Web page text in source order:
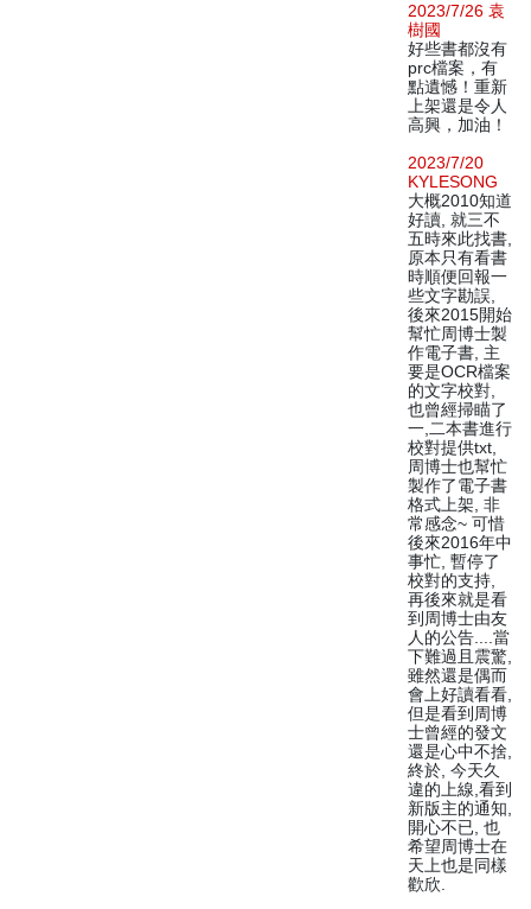
2023/7/26 袁
樹國
好些書都沒有
prc檔案，有
點遺憾！重新
上架還是令人
高興，加油！
2023/7/20
KYLESONG
大概2010知道
好讀, 就三不
五時來此找書,
原本只有看書
時順便回報一
些文字勘誤,
後來2015開始
幫忙周博士製
作電子書, 主
要是OCR檔案
的文字校對,
也曾經掃瞄了
一,二本書進行
校對提供txt,
周博士也幫忙
製作了電子書
格式上架, 非
常感念~ 可惜
後來2016年中
事忙, 暫停了
校對的支持,
再後來就是看
到周博士由友
人的公告....當
下難過且震驚,
雖然還是偶而
會上好讀看看,
但是看到周博
士曾經的發文
還是心中不捨,
終於, 今天久
違的上線,看到
新版主的通知,
開心不已, 也
希望周博士在
天上也是同樣
歡欣.